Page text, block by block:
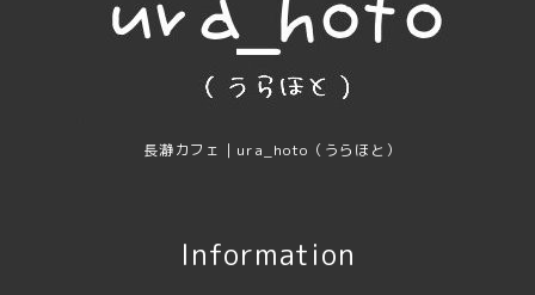
長瀞カフェ｜ura_hoto（うらほと）
Information